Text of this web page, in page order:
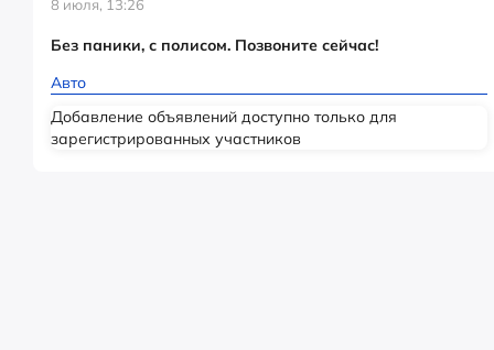
8 июля, 13:26
Без паники, с полисом. Позвоните сейчас!
Авто
Добавление объявлений доступно только для
зарегистрированных участников